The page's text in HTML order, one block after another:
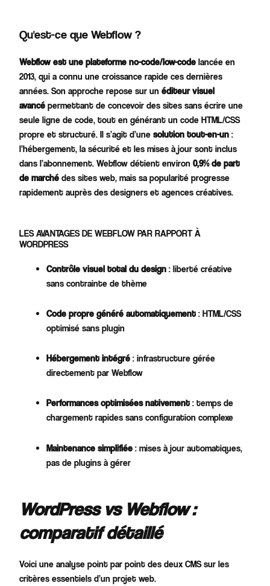
Qu'est-ce que Webflow ?
Webflow est une plateforme no-code/low-code lancée en
2013, qui a connu une croissance rapide ces dernières
années. Son approche repose sur unéditeur visuel
avancé permettant de concevoir des sites sans écrire une
seule ligne de code, tout en générant un code HTML/CSS
propre et structuré. Il s’agit d’unesolution tout-en-un :
l’hébergement, la sécurité et les mises à jour sont inclus
dans l’abonnement. Webflow détient environ0,9% de part
de marché des sites web, mais sa popularité progresse
rapidement auprès des designers et agences créatives.
LES AVANTAGES DE WEBFLOW PAR RAPPORT À
WORDPRESS
Contrôle visuel total du design : liberté créative
sans contrainte de thème
Code propre généré automatiquement : HTML/CSS
optimisé sans plugin​
Hébergement intégré : infrastructure gérée
directement par Webflow
Performances optimisées nativement : temps de
chargement rapides sans configuration complexe​
Maintenance simplifiée : mises à jour automatiques,
pas de plugins à gérer
WordPress vs Webflow :
comparatif détaillé
Voici une analyse point par point des deux CMS sur les
critères essentiels d’un projet web.